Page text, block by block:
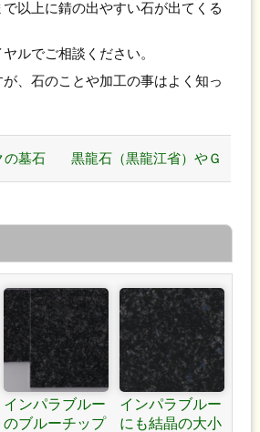
以上に錆の出やすい石が出てくる
ルでご相談ください。
、石のことや加工の事はよく知っ
の墓石 黒龍石（黒龍江省）やＧ
インパラブルー
のブルーチップ
インパラブルー
にも結晶の大小